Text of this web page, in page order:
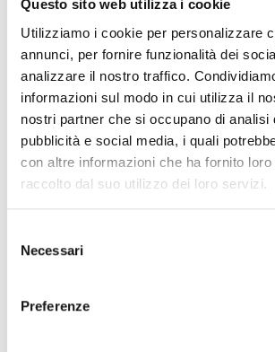
Questo sito web utilizza i cookie
Utilizziamo i cookie per personalizzare
annunci, per fornire funzionalità dei
analizzare il nostro traffico.
informazioni sul modo in cui utilizza il
nostri partner che si occupano di analisi
pubblicità e social media, i quali
con altre informazioni che ha fornito loro
raccolto dal suo utilizzo dei loro servizi.
delNecessari
Preferenze
29/07/2013
Risultati bollenti
Marcello Testa torna alla vittoria a
set agli avversari, Francesca Bottardi domina
Tennis: obiettivo C
La formazione maschile domina il suo